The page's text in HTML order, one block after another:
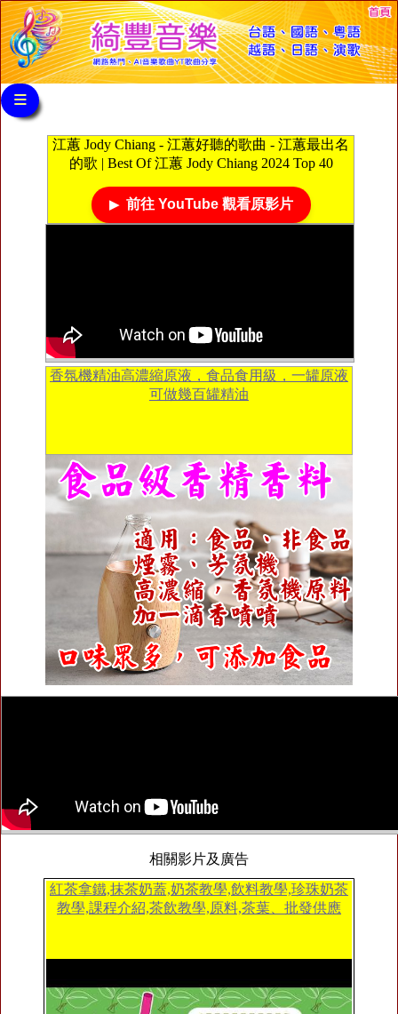
≡
江蕙 Jody Chiang - 江蕙好聽的歌曲 - 江蕙最出名
的歌 | Best Of 江蕙 Jody Chiang 2024 Top 40
前往 YouTube 觀看原影片
香氛機精油高濃縮原液，食品食用級，一罐原液
可做幾百罐精油
相關影片及廣告
紅茶拿鐵,抹茶奶蓋,奶茶教學,飲料教學,珍珠奶茶
教學,課程介紹,茶飲教學,原料,茶葉、批發供應